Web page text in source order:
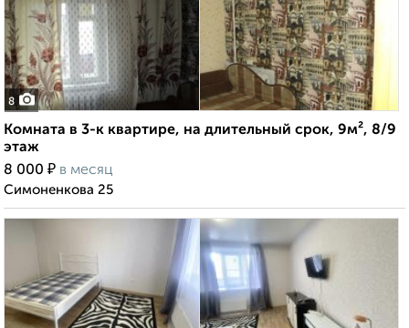
8
Комната в 3-к квартире, на длительный срок, 9м², 8/9
этаж
8 000 ₽ в месяц
Симоненкова 25